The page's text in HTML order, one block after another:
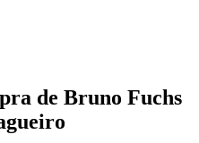
de Bruno Fuchs